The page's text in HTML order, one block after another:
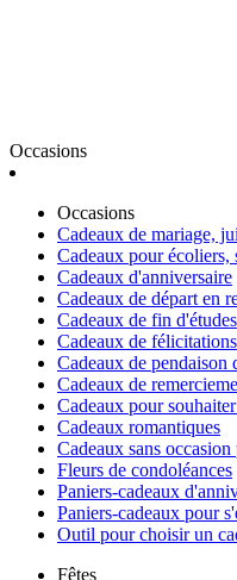
Occasions
Occasions
Cadeaux de mariage,
Cadeaux pour écoliers,
Cadeaux d'anniversaire
Cadeaux de départ en
Cadeaux de fin d'études
Cadeaux de félicitations
Cadeaux de pendaison
Cadeaux de
Cadeaux pour
Cadeaux romantiques
Cadeaux sans
Fleurs de condoléances
Paniers-cadeaux
Paniers-cadeaux pour
Outil pour choisir un
Fêtes